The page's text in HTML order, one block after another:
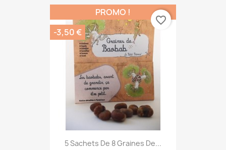
5 Sachets De 8 Graines De...
PROMO !
-3,50 €
favorite_border